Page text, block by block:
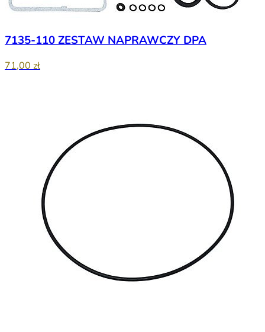
7135-110 ZESTAW NAPRAWCZY DPA
71,00 zł